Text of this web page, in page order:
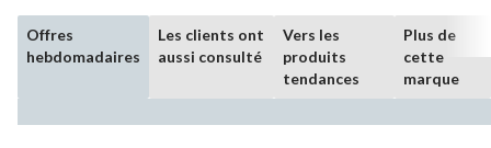
Offres
hebdomadaires
Les clients ont
aussi consulté
Vers les
produits
tendances
Plus de
cette
marque